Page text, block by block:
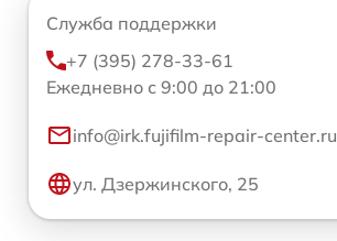
Служба поддержки
+7 (395) 278-33-61
Ежедневно с 9:00 до 21:00
info@irk.fujifilm-repair-center.ru
ул. Дзержинского, 25